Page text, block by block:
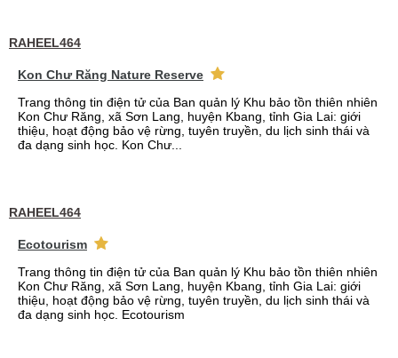
RAHEEL464
Kon Chư Răng Nature Reserve
Trang thông tin điện tử của Ban quản lý Khu bảo tồn thiên nhiên
Kon Chư Răng, xã Sơn Lang, huyện Kbang, tỉnh Gia Lai: giới
thiệu, hoạt động bảo vệ rừng, tuyên truyền, du lịch sinh thái và
đa dạng sinh học. Kon Chư...
RAHEEL464
Ecotourism
Trang thông tin điện tử của Ban quản lý Khu bảo tồn thiên nhiên
Kon Chư Răng, xã Sơn Lang, huyện Kbang, tỉnh Gia Lai: giới
thiệu, hoạt động bảo vệ rừng, tuyên truyền, du lịch sinh thái và
đa dạng sinh học. Ecotourism